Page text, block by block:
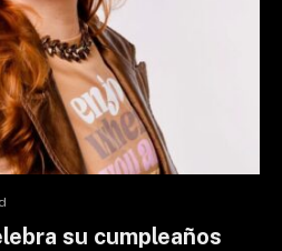
su cumpleaños